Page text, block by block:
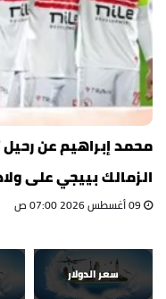
محمد إبراهيم عن
الزمالك بييجي على
سعر الدولار